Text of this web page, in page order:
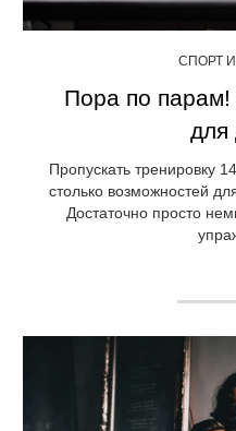
СПОРТ
Пора по парам!
для
Пропускать тренировку
столько возможностей
Достаточно просто